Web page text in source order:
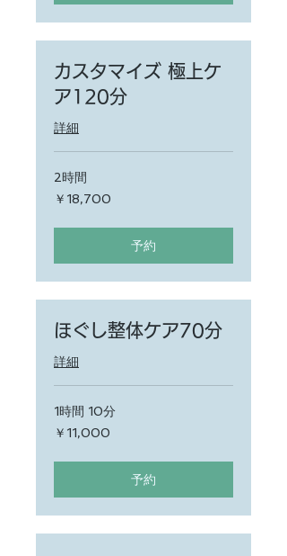
カスタマイズ 極上ケ
ア120分
詳細
2時間
18,700
円
￥18,700
予約
ほぐし整体ケア70分
詳細
1時間 10分
11,000
円
￥11,000
予約